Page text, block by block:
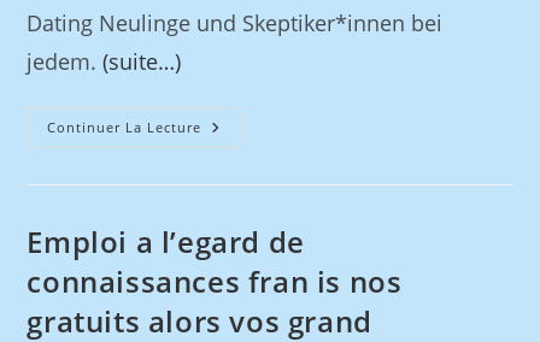
Dating Neulinge und Skeptiker*innen bei
jedem.(suite…)
Continuer La Lecture
Emploi a l’egard de
connaissances fran is nos
gratuits alors vos grand